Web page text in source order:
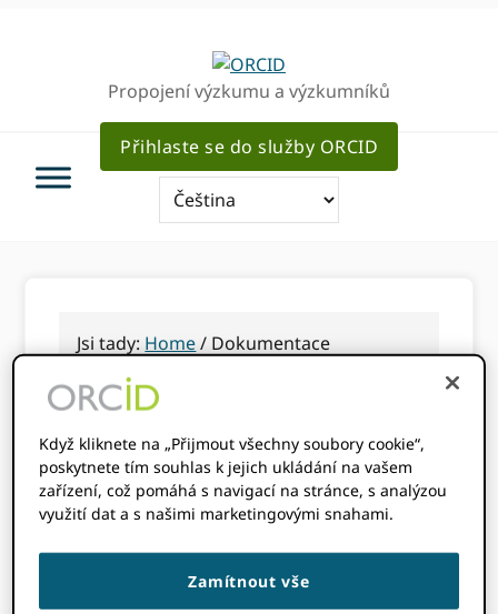
Propojení výzkumu a výzkumníků
Přihlaste se do služby ORCID
Jsi tady: Home/ Dokumentace
Dokumentace
ORCID odlišuje výzkumníky a spojuje lidi s
jejich výzkumnými aktivitami. To zahrnuje
pracovní vztahy, výsledky výzkumu,
Když kliknete na „Přijmout všechny soubory cookie“,
poskytnete tím souhlas k jejich ukládání na vašem
zařízení, což pomáhá s navigací na stránce, s analýzou
využití dat a s našimi marketingovými snahami.
Zamítnout vše